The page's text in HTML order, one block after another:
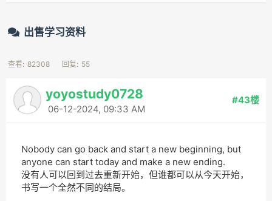
出售学习资料
查看: 82308 回复: 55
yoyostudy0728
06-12-2024, 09:33 AM
#43楼
Nobody can go back and start a new beginning, but
anyone can start today and make a new ending.
没有人可以回到过去重新开始，但谁都可以从今天开始，
书写一个全然不同的结局。